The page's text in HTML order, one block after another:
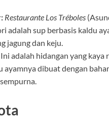
Restaurante Los Tréboles
adalah sup berbasis kaldu
jagung dan keju.
Ini adalah hidangan yang
ayamnya dibuat dengan